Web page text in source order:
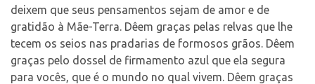
deixem que seus pensamentos sejam de amor e de
gratidão à Mãe-Terra. Dêem graças pelas relvas que lhe
tecem os seios nas pradarias de formosos grãos. Dêem
graças pelo dossel de firmamento azul que ela segura
para vocês, que é o mundo no qual vivem. Dêem graças